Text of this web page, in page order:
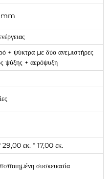
mm
+ ψύκτρα με δύο ανεμιστήρες
ψύξης + αερόψυξη
εκ. * 17,00 εκ.
συσκευασία